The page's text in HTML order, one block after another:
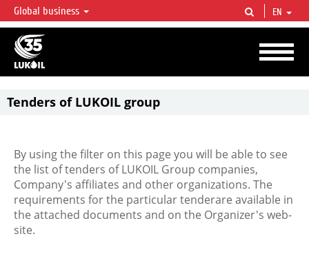
LUKOIL OVERVIEW
LUKOIL is one of the largest oil & gas vertical integrated companies in the world
accounting for over 2% of crude production and circa 1% of proved hydrocarbon
reserves globally.
Global business EN
Tenders of LUKOIL group
By using the filter on this page you will be able to see
the list of tenders of LUKOIL Group companies,
Company's affiliates and other organizations. The
requirements for the particular tenderare available in
the attached documents and on the Organizer's web-
site.